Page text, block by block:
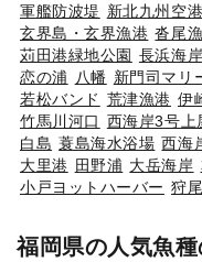
軍艦防波堤 新北九州空
玄界島・玄界漁港 沓尾
苅田港緑地公園 長浜海岸
恋の浦
八幡 新門司マリ
若松バンド 荒津漁港 伊
竹馬川河口 西海岸3号上
白島 蓑島海水浴場 西海
大里港 田野浦 大岳海岸
小戸ヨットハーバー 狩
福岡県の人気魚